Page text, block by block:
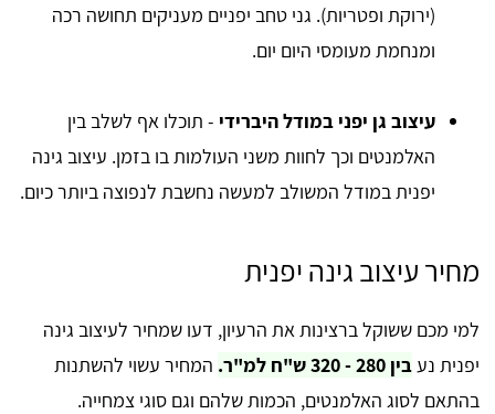
(ירוקת ופטריות). גני טחב יפניים מעניקים תחושה רכה
ומנחמת מעומסי היום יום.
עיצוב גן יפני במודל היברידי - תוכלו אף לשלב בין
האלמנטים וכך לחוות משני העולמות בו בזמן. עיצוב גינה
יפנית במודל המשולב למעשה נחשבת לנפוצה ביותר כיום.
מחיר עיצוב גינה יפנית
למי מכם ששוקל ברצינות את הרעיון, דעו שמחיר לעיצוב גינה
יפנית נעבין 280 - 320 ש"ח למ"ר.
המחיר עשוי להשתנות
בהתאם לסוג האלמנטים, הכמות שלהם וגם סוגי צמחייה.